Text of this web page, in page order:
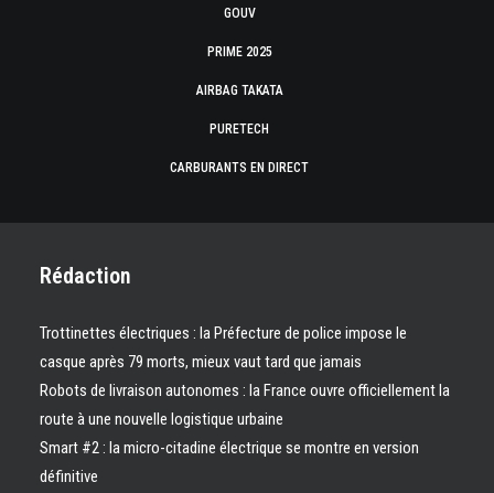
GOUV
PRIME 2025
AIRBAG TAKATA
PURETECH
CARBURANTS EN DIRECT
Rédaction
Trottinettes électriques : la Préfecture de police impose le
casque après 79 morts, mieux vaut tard que jamais
Robots de livraison autonomes : la France ouvre officiellement la
route à une nouvelle logistique urbaine
Smart #2 : la micro-citadine électrique se montre en version
définitive